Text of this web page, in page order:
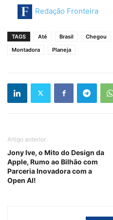
Redação Fronteira
TAGS Até Brasil Chegou
Montadora
Planeja
Artigo anterior
Jony Ive, o Mito do Design da
Apple, Rumo ao Bilhão com
Parceria Inovadora com a
Open AI!